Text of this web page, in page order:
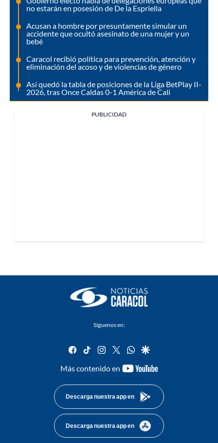
no estarán en posesión de De la Espriella
Acusan a hombre por presuntamente simular un
accidente que ocultó asesinato de una mujer y un
bebé
Caracol recibió política para prevención, atención y
eliminación del acoso y de violencias de género
Así quedó la tabla de posiciones de la Liga BetPlay II-
2026, tras Once Caldas 0-1 América de Cali
PUBLICIDAD
Síguenos en:
facebook
tiktok instagram
twitterwhatsapp
google
Más contenido en
youtube-
Descarga nuestra app en
Descarga nuestra app en